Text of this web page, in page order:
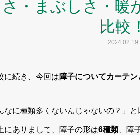
・まぶしさ・暖
比較！
2024.02.19
に続き、今回は障子についてカーテン
なに種類多くないんじゃないの？」
にありまして、障子の形は6種類、障